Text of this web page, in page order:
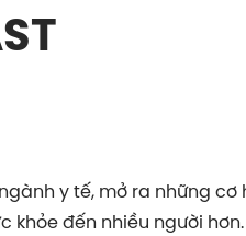
y tế, mở ra những cơ
đến nhiều người